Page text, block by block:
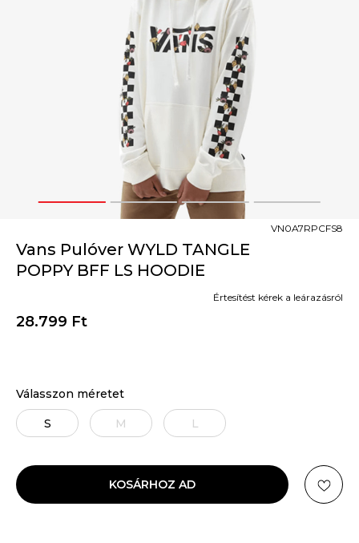
1 2 3 4
Vans Pulóver WYLD TANGLE
POPPY BFF LS HOODIE
VN0A7RPCFS8
28.799 Ft
Értesítést kérek a leárazásról
Válasszon méretet
S M L
KOSÁRHOZ AD